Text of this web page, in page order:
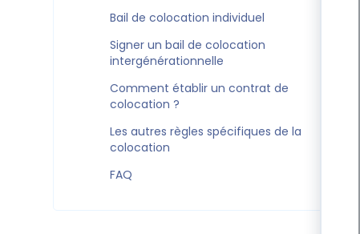
Bail de colocation individuel
Signer un bail de colocation
intergénérationnelle
Comment établir un contrat de
colocation ?
Les autres règles spécifiques de la
colocation
FAQ